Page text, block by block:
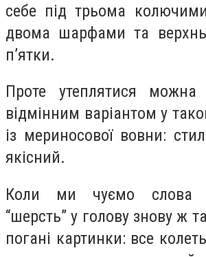
себе під трьома
двома шарфами та
п’ятки.
Проте утеплятися можна
відмінним варіантом у
із мериносової вовни:
якісний.
Коли ми чуємо слова
“шерсть” у голову знову ж
погані картинки: все